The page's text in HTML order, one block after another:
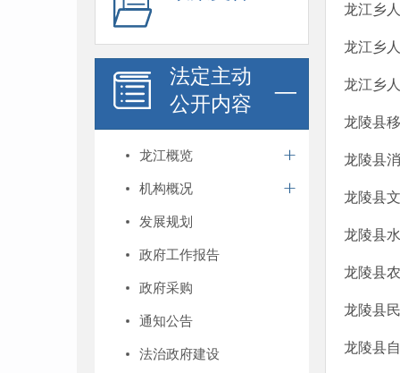
法定主动
公开内容
龙江概览
机构概况
发展规划
政府工作报告
政府采购
通知公告
法治政府建设
龙江乡
龙江乡
龙江乡
龙陵县
龙陵县
龙陵县
龙陵县
龙陵县
龙陵县
龙陵县